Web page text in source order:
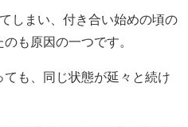
しまい、付き合い始めの頃の
も原因の一つです。
も、同じ状態が延々と続け